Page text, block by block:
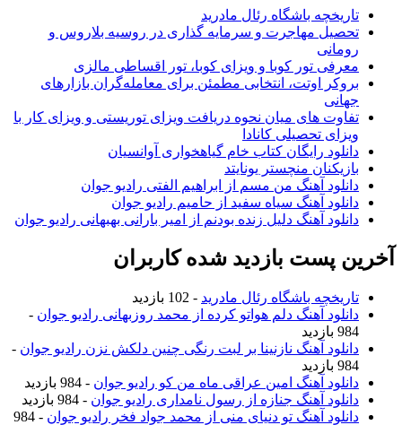
باشگاه رئال مادرید
مهاجرت و سرمایه گذاری در روسیه بلاروس و
تور کوبا و ویزای کوبا، تور اقساطی مالزی
اوتت، انتخابی مطمئن برای معامله‌گران بازارهای
های میان نحوه دریافت ویزای توریستی و ویزای کار با
تحصیلی کانادا
رایگان کتاب خام گیاهخواری آوانسیان
منچستر یونایتد
آهنگ من مسم از ابراهیم الفتی رادیو جوان
آهنگ سیاه سفید از حامیم رادیو جوان
آهنگ دلیل زنده بودنم از امیر بارانی بهبهانی رادیو جوان
بازدید شده کاربران
باشگاه رئال مادرید - 102 بازدید
آهنگ دلم هواتو کرده از محمد روزبهانی رادیو جوان -
آهنگ نازنینا بر لبت رنگی چنین دلکش نزن رادیو جوان-
آهنگ امین عراقی ماه من کو رادیو جوان- 984 بازدید
آهنگ جنازه از رسول نامداری رادیو جوان- 984 بازدید
آهنگ تو دنیای منی از محمد جواد فخر رادیو جوان
- 984